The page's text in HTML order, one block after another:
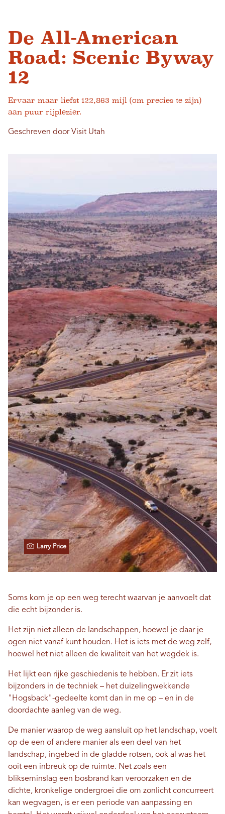
De All-American
Road: Scenic Byway
12
Ervaar maar liefst 122,863 mijl (om precies te zijn)
aan puur rijplezier.
Geschreven door Visit Utah
Larry Price
Soms kom je op een weg terecht waarvan je aanvoelt dat
die echt bijzonder is.
Het zijn niet alleen de landschappen, hoewel je daar je
ogen niet vanaf kunt houden. Het is iets met de weg zelf,
hoewel het niet alleen de kwaliteit van het wegdek is.
Het lijkt een rijke geschiedenis te hebben. Er zit iets
bijzonders in de techniek – het duizelingwekkende
"Hogsback"-gedeelte komt dan in me op – en in de
doordachte aanleg van de weg.
De manier waarop de weg aansluit op het landschap, voelt
op de een of andere manier als een deel van het
landschap, ingebed in de gladde rotsen, ook al was het
ooit een inbreuk op de ruimte. Net zoals een
blikseminslag een bosbrand kan veroorzaken en de
dichte, kronkelige ondergroei die om zonlicht concurreert
kan wegvagen, is er een periode van aanpassing en